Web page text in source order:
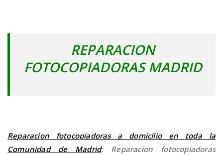
REPARACION
FOTOCOPIADORAS MADRID
Reparacion fotocopiadoras a domicilio en toda la
Comunidad de Madrid: Reparacion fotocopiadoras